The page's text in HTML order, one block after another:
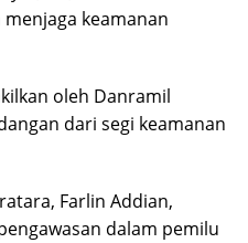
keamanan
oleh Danramil
dari segi keamanan
Farlin Addian,
dalam pemilu